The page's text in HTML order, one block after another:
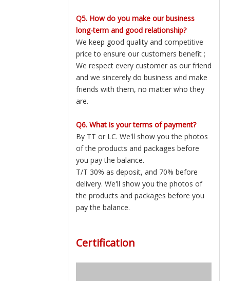
Q5. How do you make our business
long-term and good relationship?
We keep good quality and competitive
price to ensure our customers benefit ;
We respect every customer as our friend
and we sincerely do business and make
friends with them, no matter who they
are.
Q6. What is your terms of payment?
By TT or LC. We'll show you the photos
of the products and packages before
you pay the balance.
T/T 30% as deposit, and 70% before
delivery. We'll show you the photos of
the products and packages before you
pay the balance.
Certification